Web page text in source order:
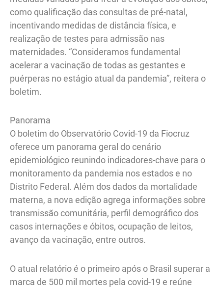
como qualificação das consultas de pré-natal,
incentivando medidas de distância física, e
realização de testes para admissão nas
maternidades. “Consideramos fundamental
acelerar a vacinação de todas as gestantes e
puérperas no estágio atual da pandemia”, reitera o
boletim.
Panorama
O boletim do Observatório Covid-19 da Fiocruz
oferece um panorama geral do cenário
epidemiológico reunindo indicadores-chave para o
monitoramento da pandemia nos estados e no
Distrito Federal. Além dos dados da mortalidade
materna, a nova edição agrega informações sobre
transmissão comunitária, perfil demográfico dos
casos internações e óbitos, ocupação de leitos,
avanço da vacinação, entre outros.
O atual relatório é o primeiro após o Brasil superar a
marca de 500 mil mortes pela covid-19 e reúne